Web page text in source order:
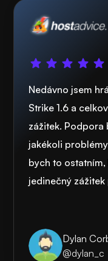
Nedávno jsem
Strike 1.6 a
zážitek. Podpora
jakékoli
bych to
jedinečný
Dylan
@dylan_c